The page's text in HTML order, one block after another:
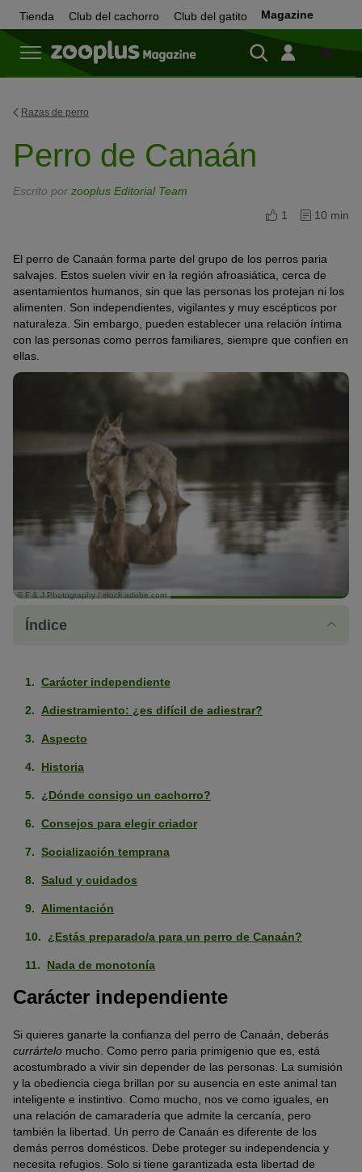
Tienda Club del cachorro Club del gatito Magazine
Tienda
Razas de perro
Perro de Canaán
Escrito por zooplus Editorial Team
1
10 min
El perro de Canaán forma parte del grupo de los perros paria
salvajes. Estos suelen vivir en la región afroasiática, cerca de
asentamientos humanos, sin que las personas los protejan ni los
alimenten. Son independientes, vigilantes y muy escépticos por
naturaleza. Sin embargo, pueden establecer una relación íntima
con las personas como perros familiares, siempre que confíen en
ellas.
© F & J Photography / stock.adobe.com
Índice
Carácter independiente
Adiestramiento: ¿es difícil de adiestrar?
Aspecto
Historia
¿Dónde consigo un cachorro?
Consejos para elegir criador
Socialización temprana
Salud y cuidados
Alimentación
¿Estás preparado/a para un perro de Canaán?
Nada de monotonía
Carácter independiente
Si quieres ganarte la confianza del perro de Canaán, deberás
currártelo mucho. Como perro paria primigenio que es, está
acostumbrado a vivir sin depender de las personas. La sumisión
y la obediencia ciega brillan por su ausencia en este animal tan
inteligente e instintivo. Como mucho, nos ve como iguales, en
una relación de camaradería que admite la cercanía, pero
también la libertad. Un perro de Canaán es diferente de los
demás perros domésticos. Debe proteger su independencia y
necesita refugios. Solo si tiene garantizada esta libertad de